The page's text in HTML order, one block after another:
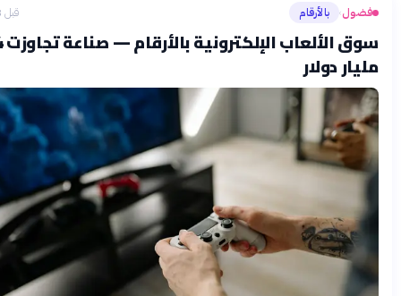
بالأرقام
سوق الألعاب الإلكترونية بالأرقام — صناعة تجاوزت 184
دولار